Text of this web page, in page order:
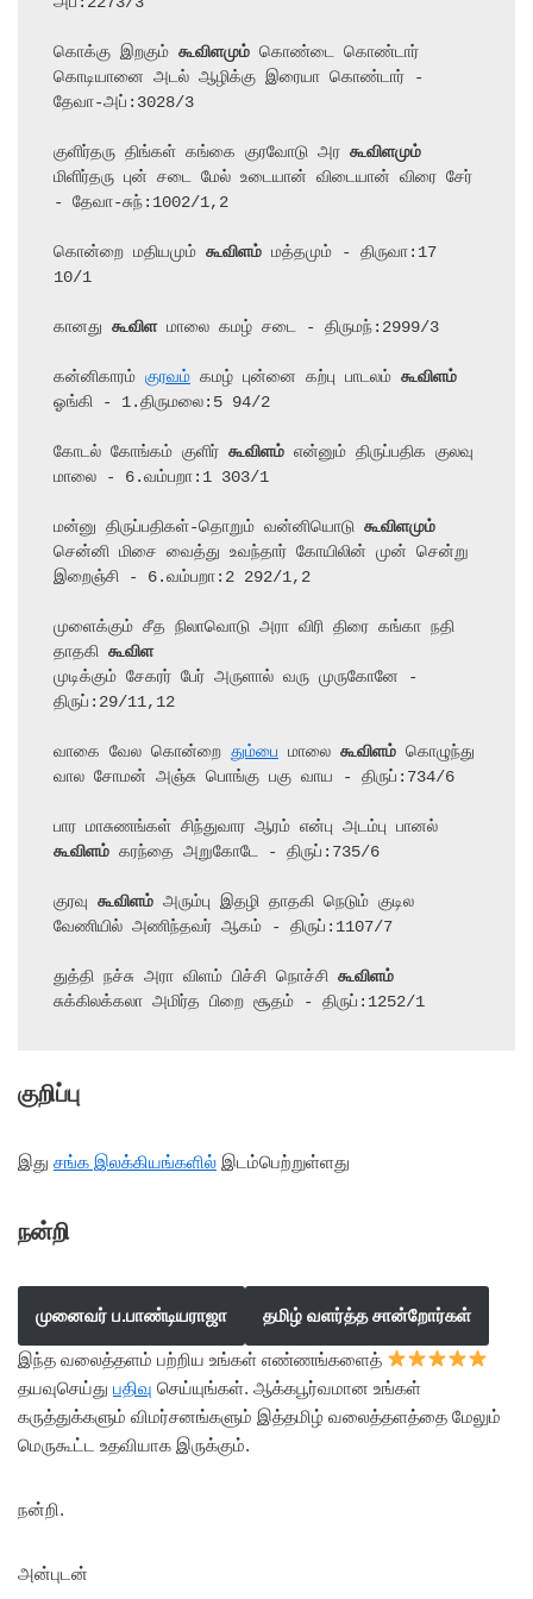
கொக்கு இறகும் கூவிளமும் கொண்டை கொண்டார்
கொடியானை அடல் ஆழிக்கு இரையா கொண்டார் -
தேவா-அப்:3028/3
குளிர்தரு திங்கள் கங்கை குரவோடு அர கூவிளமும்
மிளிர்தரு புன் சடை மேல் உடையான் விடையான் விரை சேர்
- தேவா-சுந்:1002/1,2
கொன்றை மதியமும் கூவிளம் மத்தமும் - திருவா:17
10/1
கானது கூவிள மாலை கமழ் சடை - திருமந்:2999/3
கன்னிகாரம் குரவம் கமழ் புன்னை கற்பு பாடலம் கூவிளம்
ஓங்கி - 1.திருமலை:5 94/2
கோடல் கோங்கம் குளிர் கூவிளம் என்னும் திருப்பதிக குலவு
மாலை - 6.வம்பறா:1 303/1
மன்னு திருப்பதிகள்-தொறும் வன்னியொடு கூவிளமும்
சென்னி மிசை வைத்து உவந்தார் கோயிலின் முன் சென்று
இறைஞ்சி - 6.வம்பறா:2 292/1,2
முளைக்கும் சீத நிலாவொடு அரா விரி திரை கங்கா நதி
தாதகி கூவிள
முடிக்கும் சேகரர் பேர் அருளால் வரு முருகோனே -
திருப்:29/11,12
வாகை வேல கொன்றை தும்பை மாலை கூவிளம் கொழுந்து
வால சோமன் அஞ்சு பொங்கு பகு வாய - திருப்:734/6
கூவிளம் கரந்தை அறுகோடே - திருப்:735/6
குரவு கூவிளம் அரும்பு இதழி தாதகி நெடும் குடில
வேணியில் அணிந்தவர் ஆகம் - திருப்:1107/7
துத்தி நச்சு அரா விளம் பிச்சி நொச்சி கூவிளம்
சுக்கிலக்கலா அமிர்த பிறை சூதம் - திருப்:1252/1
குறிப்பு
இது சங்க இலக்கியங்களில் இடம்பெற்றுள்ளது
நன்றி
முனைவர் ப.பாண்டியராஜா தமிழ் வளர்த்த சான்றோர்கள்
இந்த வலைத்தளம் பற்றிய உங்கள் எண்ணங்களைத்
தயவுசெய்து பதிவு செய்யுங்கள். ஆக்கபூர்வமான உங்கள்
கருத்துக்களும் விமர்சனங்களும் இத்தமிழ் வலைத்தளத்தை மேலும்
மெருகூட்ட உதவியாக இருக்கும்.
நன்றி.
அன்புடன்